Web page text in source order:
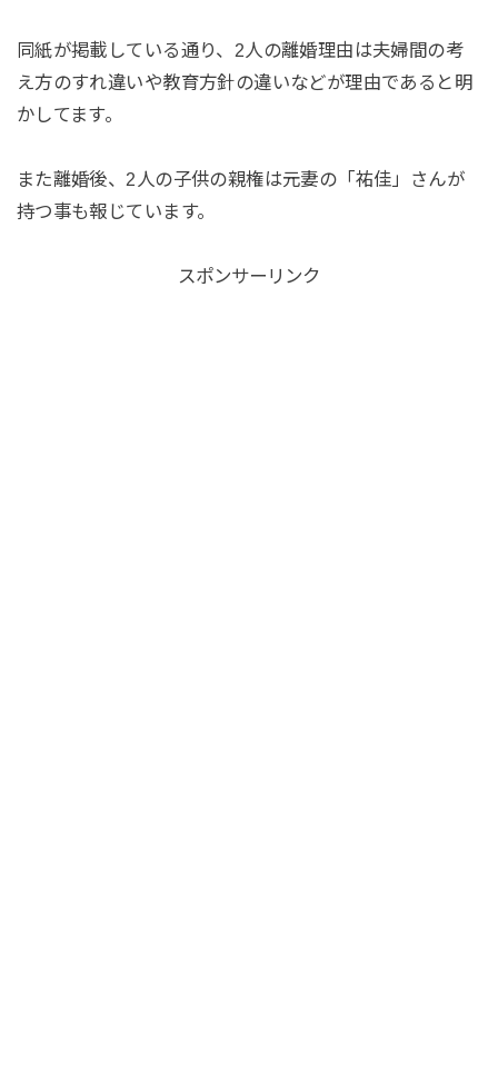
同紙が掲載している通り、2人の離婚理由は夫婦間の考
え方のすれ違いや教育方針の違いなどが理由であると明
かしてます。
また離婚後、2人の子供の親権は元妻の「祐佳」さんが
持つ事も報じています。
スポンサーリンク